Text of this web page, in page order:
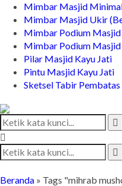
Mimbar Masjid
Mimbar Masjid Ukir
Mimbar Podium
Mimbar Podium
Pilar Masjid Kayu Jati
Pintu Masjid Kayu Jati
Sketsel Tabir Pembatas
Beranda » Tags "mihrab